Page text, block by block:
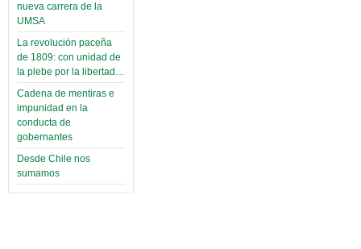
nueva carrera de la
UMSA
La revolución paceña
de 1809: con unidad de
la plebe por la libertad…
Cadena de mentiras e
impunidad en la
conducta de
gobernantes
Desde Chile nos
sumamos